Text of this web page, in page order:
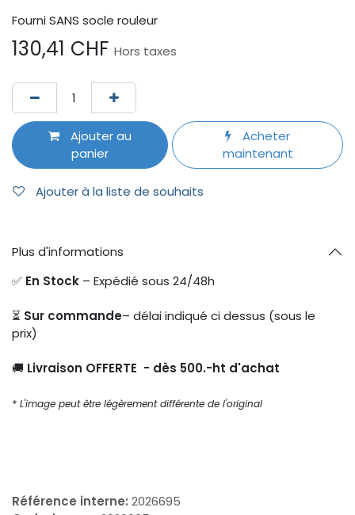
Fourni SANS socle rouleur
130,41 CHF Hors taxes
Ajouter au
panier
Acheter
maintenant
Ajouter à la liste de souhaits
Plus d'informations
✅ En Stock – Expédié sous 24/48h
⏳ Sur commande– délai indiqué ci dessus (sous le
prix)
🚚 Livraison OFFERTE - dès 500.-ht d'achat
* L'image peut être légèrement différente de l'original
Référence interne: 2026695